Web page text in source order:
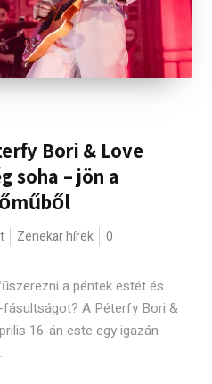
Bori & Love
soha – jön a
Zenekar hírek
0
a péntek estét és
A Péterfy Bori &
16-án este egy igazán